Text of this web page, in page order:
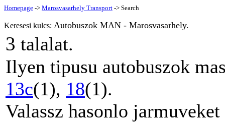
Homepage -> Marosvasarhely Transport -> Search
Keresesi kulcs: Autobuszok MAN - Marosvasarhely.
3 talalat.
Ilyen tipusu autobuszok
13c(1), 18(1).
Valassz hasonlo